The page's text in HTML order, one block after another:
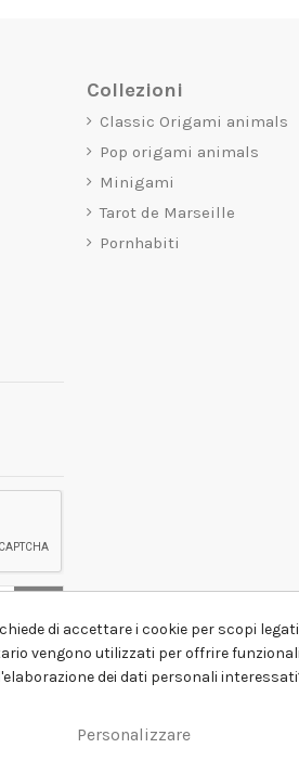
Collezioni
Classic Origami animals
Pop origami animals
Minigami
Tarot de Marseille
Pornhabiti
di accettare i cookie per scopi
vengono utilizzati per offrire
dei dati personali
Personalizzare